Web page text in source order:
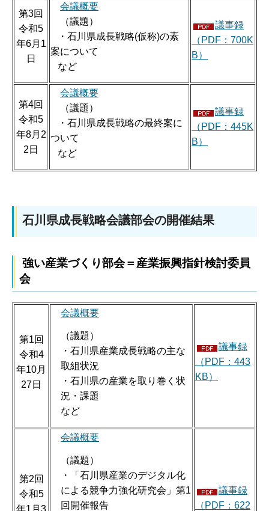
第3回
令和5
年6月1
日
会議概要
（議題）
・石川県成長戦略(仮称)の素
案について
など
議事録
（PDF：700K
B）
第4回
令和5
年8月2
2日
会議概要
（議題）
・石川県成長戦略の最終案に
ついて
など
議事録
（PDF：445K
B）
石川県成長戦略会議部会の開催結果
強い産業づくり部会＝産業振興指針検討委員
会
第1回
令和4
年10月
27日
会議概要
（議題）
・石川県産業成長戦略の主な
取組状況
・石川県の産業を取り巻く状
況・課題
など
議事録
（PDF：443
KB）
第2回
令和5
年1月3
会議概要
（議題）
・「石川県産業のデジタル化
による競争力強化研究会」第1
回開催報告
議事録
（PDF：622